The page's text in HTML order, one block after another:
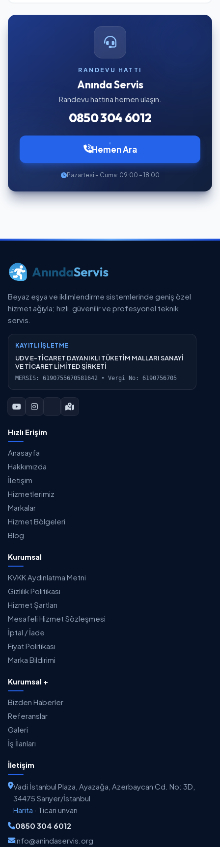
RANDEVU HATTI
Anında Servis
Randevu hattına hemen ulaşın.
0850 304 6012
Hemen Ara
Pazartesi – Cuma: 09:00 – 18:00
Beyaz eşya ve iklimlendirme sistemlerinde geniş özel
hizmet ağıyla; hızlı, güvenilir ve profesyonel teknik
servis.
KAYITLI İŞLETME
UDV E-TİCARET DAYANIKLI TÜKETİM MALLARI SANAYİ
VE TİCARET LİMİTED ŞİRKETİ
MERSİS: 6190755670581642 • Vergi No: 6190756705
Hızlı Erişim
Anasayfa
Hakkımızda
İletişim
Hizmetlerimiz
Markalar
Hizmet Bölgeleri
Blog
Kurumsal
KVKK Aydınlatma Metni
Gizlilik Politikası
Hizmet Şartları
Mesafeli Hizmet Sözleşmesi
İptal / İade
Fiyat Politikası
Marka Bildirimi
Kurumsal +
Bizden Haberler
Referanslar
Galeri
İş İlanları
İletişim
Vadi İstanbul Plaza, Ayazağa, Azerbaycan Cd. No: 3D,
34475 Sarıyer/İstanbul
Harita · Ticari unvan
0850 304 6012
info@anindaservis.org